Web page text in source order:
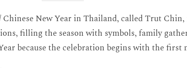
New Year in Thailand, called Trut Chin,
filling the season with symbols, family
because the celebration begins with the first